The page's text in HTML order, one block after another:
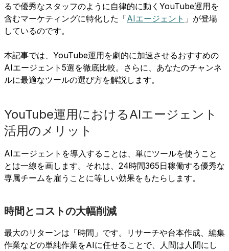
るで優秀なスタッフのように自律的に動くYouTube運用を
含むマーケティングに特化した「AIエージェント 」が登場
しているのです。
本記事では、YouTube運用を劇的に加速させるおすすめの
AIエージェント5選を徹底比較。さらに、あなたのチャンネ
ルに最適なツールの選び方を解説します。
YouTube運用におけるAIエージェント
活用のメリット
AIエージェントを導入することは、単にツールを使うこと
とは一線を画します。それは、24時間365日稼働する優秀な
専属チームを雇うことに等しい効果をもたらします。
時間とコストの大幅削減
最大のリターンは「時間」です。リサーチや台本作成、編集
作業などの単純作業をAIに任せることで、人間は人間にし